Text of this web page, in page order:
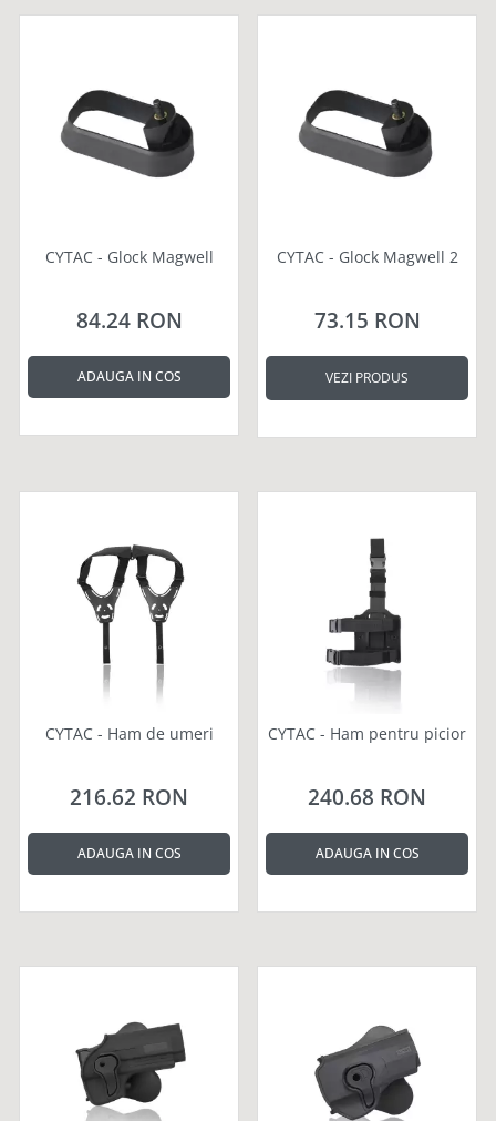
CYTAC - Glock Magwell
84.24 RON
ADAUGA IN COS
CYTAC - Glock Magwell 2
73.15 RON
VEZI PRODUS
CYTAC - Ham de umeri
216.62 RON
ADAUGA IN COS
CYTAC - Ham pentru picior
240.68 RON
ADAUGA IN COS